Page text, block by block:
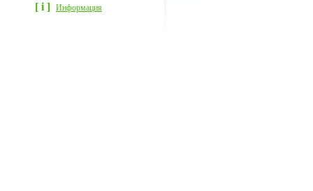
[ i ] Информация